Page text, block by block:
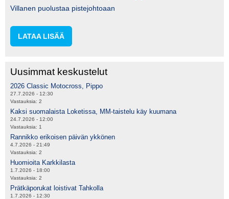
Villanen puolustaa pistejohtoaan
LATAA LISÄÄ
Uusimmat keskustelut
2026 Classic Motocross, Pippo
27.7.2026 - 12:30
Vastauksia: 2
Kaksi suomalaista Loketissa, MM-taistelu käy kuumana
24.7.2026 - 12:00
Vastauksia: 1
Rannikko erikoisen päivän ykkönen
4.7.2026 - 21:49
Vastauksia: 2
Huomioita Karkkilasta
1.7.2026 - 18:00
Vastauksia: 2
Prätkäporukat loistivat Tahkolla
1.7.2026 - 12:30